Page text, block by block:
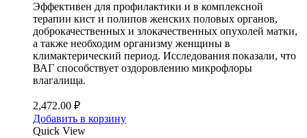
Эффективен для профилактики и в комплексной
терапии кист и полипов женских половых органов,
доброкачественных и злокачественных опухолей матки,
а также необходим организму женщины в
климактерический период. Исследования показали, что
ВАГ способствует оздоровлению микрофлоры
влагалища.
2,472.00 ₽
Добавить в корзину
Quick View